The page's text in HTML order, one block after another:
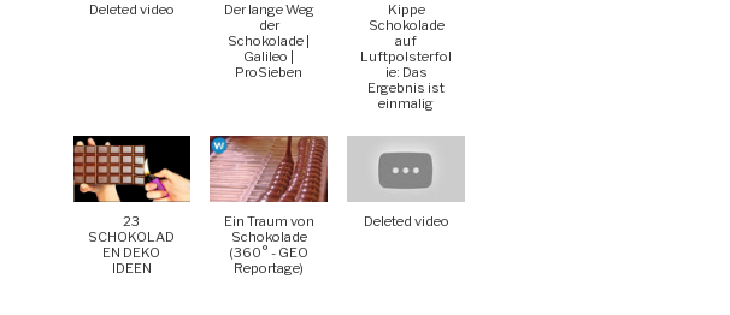
Deleted video
Der lange Weg
der
Schokolade |
Galileo |
ProSieben
Kippe
Schokolade
auf
Luftpolsterfol
ie: Das
Ergebnis ist
einmalig
23
SCHOKOLAD
EN DEKO
IDEEN
Ein Traum von
Schokolade
(360° - GEO
Reportage)
Deleted video